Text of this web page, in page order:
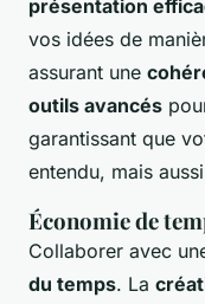
présentation
vos idées de
assurant une
outils avancés
garantissant que
entendu, mais
Économie de
Collaborer avec
du temps. La